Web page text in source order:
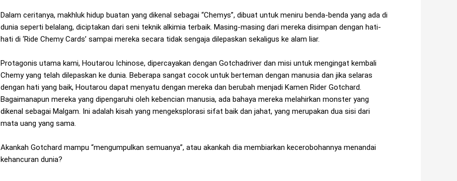
Dalam ceritanya, makhluk hidup buatan yang dikenal sebagai “Chemys”, dibuat untuk meniru benda-benda yang ada di
dunia seperti belalang, diciptakan dari seni teknik alkimia terbaik. Masing-masing dari mereka disimpan dengan hati-
hati di ‘Ride Chemy Cards’ sampai mereka secara tidak sengaja dilepaskan sekaligus ke alam liar.
Protagonis utama kami, Houtarou Ichinose, dipercayakan dengan Gotchadriver dan misi untuk mengingat kembali
Chemy yang telah dilepaskan ke dunia. Beberapa sangat cocok untuk berteman dengan manusia dan jika selaras
dengan hati yang baik, Houtarou dapat menyatu dengan mereka dan berubah menjadi Kamen Rider Gotchard.
Bagaimanapun mereka yang dipengaruhi oleh kebencian manusia, ada bahaya mereka melahirkan monster yang
dikenal sebagai Malgam. Ini adalah kisah yang mengeksplorasi sifat baik dan jahat, yang merupakan dua sisi dari
mata uang yang sama.
Akankah Gotchard mampu “mengumpulkan semuanya”, atau akankah dia membiarkan kecerobohannya menandai
kehancuran dunia?